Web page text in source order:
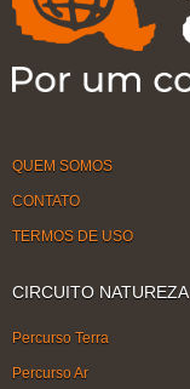
QUEM SOMOS
CONTATO
TERMOS DE USO
CIRCUITO NATUREZA
Percurso Terra
Percurso Ar